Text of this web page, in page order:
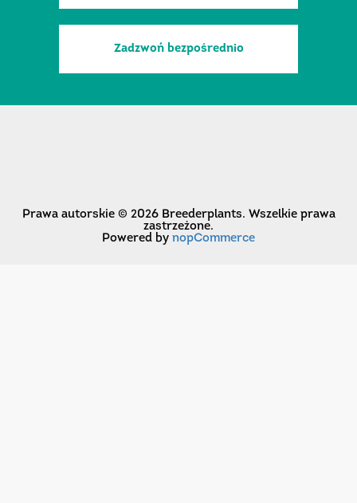
Zadzwoń bezpośrednio
Prawa autorskie © 2026 Breederplants. Wszelkie prawa
zastrzeżone.
Powered by nopCommerce